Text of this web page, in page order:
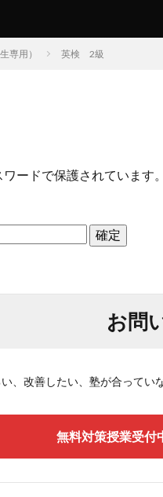
専用） 英検 2級
ードで保護されていま
お問
したい、塾が合っていない
無料対策授業受